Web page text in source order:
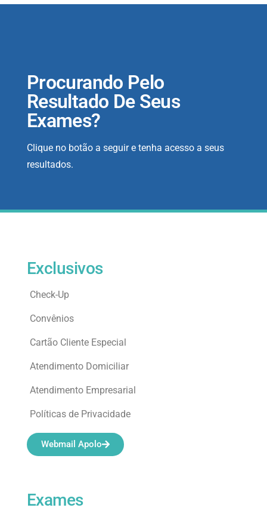
Procurando Pelo
Resultado De Seus
Exames?
Clique no botão a seguir e tenha acesso a seus
resultados.
Exames
Exclusivos
Check-Up
Convênios
Cartão Cliente Especial
Atendimento Domiciliar
Atendimento Empresarial
Políticas de Privacidade
Webmail Apolo